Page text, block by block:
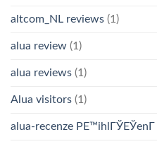
altcom_NL reviews (1)
alua review (1)
alua reviews (1)
Alua visitors (1)
alua-recenze PЕ™ihlГЎЕЎenГ­